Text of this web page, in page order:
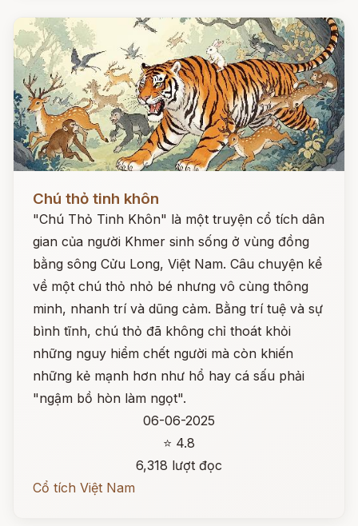
Chú thỏ tinh khôn
"Chú Thỏ Tinh Khôn" là một truyện cổ tích dân
gian của người Khmer sinh sống ở vùng đồng
bằng sông Cửu Long, Việt Nam. Câu chuyện kể
về một chú thỏ nhỏ bé nhưng vô cùng thông
minh, nhanh trí và dũng cảm. Bằng trí tuệ và sự
bình tĩnh, chú thỏ đã không chỉ thoát khỏi
những nguy hiểm chết người mà còn khiến
những kẻ mạnh hơn như hổ hay cá sấu phải
"ngậm bồ hòn làm ngọt".
06-06-2025
⭐ 4.8
6,318 lượt đọc
Cổ tích Việt Nam